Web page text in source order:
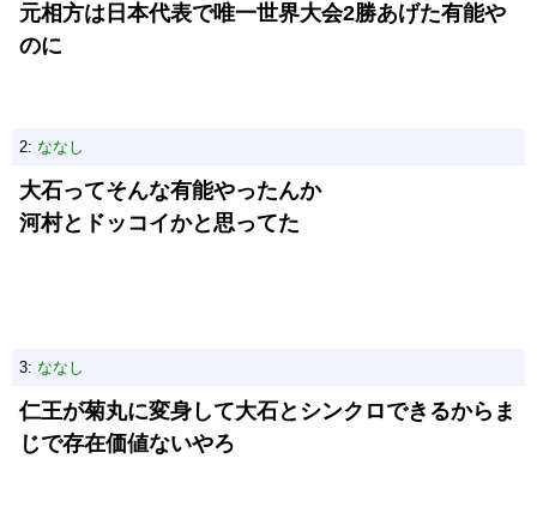
元相方は日本代表で唯一世界大会2勝あげた有能や
のに
2: ななし
大石ってそんな有能やったんか
河村とドッコイかと思ってた
3: ななし
仁王が菊丸に変身して大石とシンクロできるからま
じで存在価値ないやろ